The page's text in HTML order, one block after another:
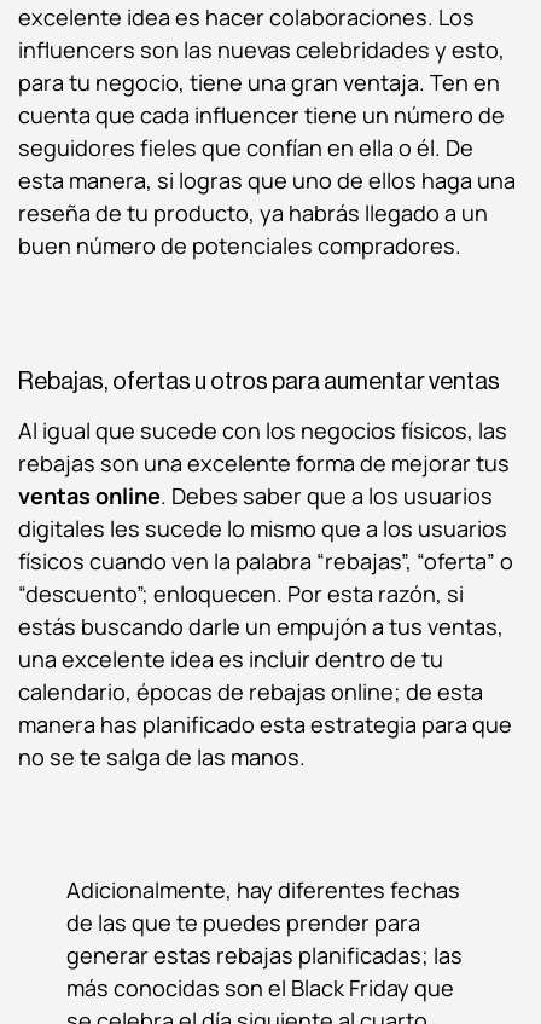
excelente idea es hacer colaboraciones. Los
influencers son las nuevas celebridades y esto,
para tu negocio, tiene una gran ventaja. Ten en
cuenta que cada influencer tiene un número de
seguidores fieles que confían en ella o él. De
esta manera, si logras que uno de ellos haga una
reseña de tu producto, ya habrás llegado a un
buen número de potenciales compradores.
Rebajas, ofertas u otros para aumentar ventas
Al igual que sucede con los negocios físicos, las
rebajas son una excelente forma de mejorar tus
ventas online. Debes saber que a los usuarios
digitales les sucede lo mismo que a los usuarios
físicos cuando ven la palabra “rebajas”, “oferta” o
“descuento”; enloquecen. Por esta razón, si
estás buscando darle un empujón a tus ventas,
una excelente idea es incluir dentro de tu
calendario, épocas de rebajas online; de esta
manera has planificado esta estrategia para que
no se te salga de las manos.
Adicionalmente, hay diferentes fechas
de las que te puedes prender para
generar estas rebajas planificadas; las
más conocidas son el Black Friday que